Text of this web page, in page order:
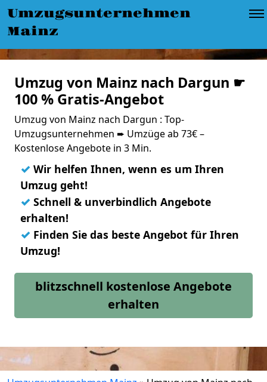
Umzugsunternehmen
Mainz
Umzug von Mainz nach Dargun ☛
100 % Gratis-Angebot
Umzug von Mainz nach Dargun : Top-
Umzugsunternehmen ➨ Umzüge ab 73€ –
Kostenlose Angebote in 3 Min.
✓ Wir helfen Ihnen, wenn es um Ihren
Umzug geht!
✓ Schnell & unverbindlich Angebote
erhalten!
✓ Finden Sie das beste Angebot für Ihren
Umzug!
blitzschnell kostenlose Angebote
erhalten